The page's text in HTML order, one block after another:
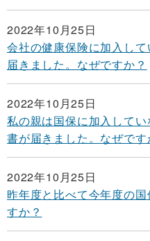
2022年10月25日
会社の健康保険に加入し
届きました。なぜですか？
2022年10月25日
私の親は国保に加入して
書が届きました。なぜです
2022年10月25日
昨年度と比べて今年度の
すか？